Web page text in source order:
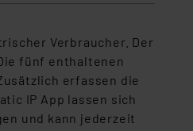
Verbraucher. Der
fünf enthaltenen
erfassen die
IP App lassen sich
und kann jederzeit